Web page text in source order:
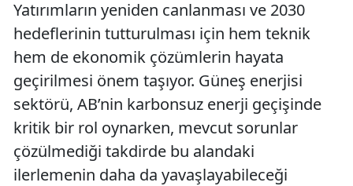
Yatırımların yeniden canlanması ve 2030
hedeflerinin tutturulması için hem teknik
hem de ekonomik çözümlerin hayata
geçirilmesi önem taşıyor. Güneş enerjisi
sektörü, AB’nin karbonsuz enerji geçişinde
kritik bir rol oynarken, mevcut sorunlar
çözülmediği takdirde bu alandaki
ilerlemenin daha da yavaşlayabileceği